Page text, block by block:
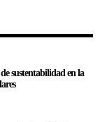
sustentabilidad en la